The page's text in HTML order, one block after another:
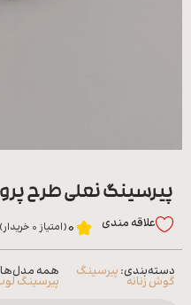
پیرسینگ نعلی طرح
علاقه‌ مندی 0(امتیاز 0 خریدار)
دسته‌بندی: پیرسینگ
گوش زنانه
همه
پیرسینگ